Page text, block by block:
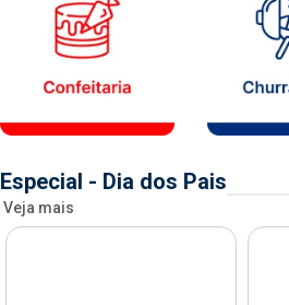
Especial - Dia dos Pais
Veja mais